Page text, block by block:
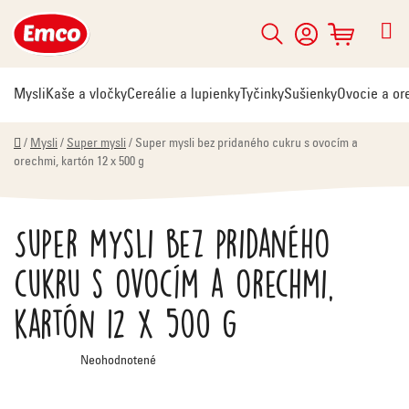
na
obsah
Hľadať
NÁKUPNÝ
KOŠÍK
MysliKaše a vločkyCereálie a lupienky TyčinkySušienkyOvocie a
Domov
/ Mysli / Super mysli / Super mysli bez pridaného cukru s ovocím a
orechmi, kartón 12 x 500 g
Super mysli bez pridaného
cukru s ovocím a orechmi,
kartón 12 x 500 g
Priemerné
hodnotenie
Neohodnotené